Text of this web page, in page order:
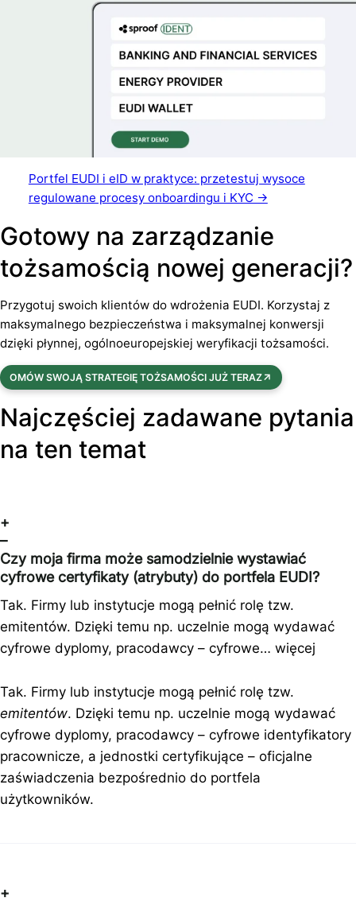
Portfel EUDI i eID w praktyce: przetestuj wysoce
regulowane procesy onboardingu i KYC →
Gotowy na zarządzanie
tożsamością nowej generacji?
Przygotuj swoich klientów do wdrożenia EUDI. Korzystaj z
maksymalnego bezpieczeństwa i maksymalnej konwersji
dzięki płynnej, ogólnoeuropejskiej weryfikacji tożsamości.
OMÓW SWOJĄ STRATEGIĘ TOŻSAMOŚCI JUŻ TERAZ
Najczęściej zadawane pytania
na ten temat
+
–
Czy moja firma może samodzielnie wystawiać
cyfrowe certyfikaty (atrybuty) do portfela EUDI?
Tak. Firmy lub instytucje mogą pełnić rolę tzw.
emitentów. Dzięki temu np. uczelnie mogą wydawać
cyfrowe dyplomy, pracodawcy – cyfrowe… więcej
Tak. Firmy lub instytucje mogą pełnić rolę tzw.
emitentów. Dzięki temu np. uczelnie mogą wydawać
cyfrowe dyplomy, pracodawcy – cyfrowe identyfikatory
pracownicze, a jednostki certyfikujące – oficjalne
zaświadczenia bezpośrednio do portfela
użytkowników.
+